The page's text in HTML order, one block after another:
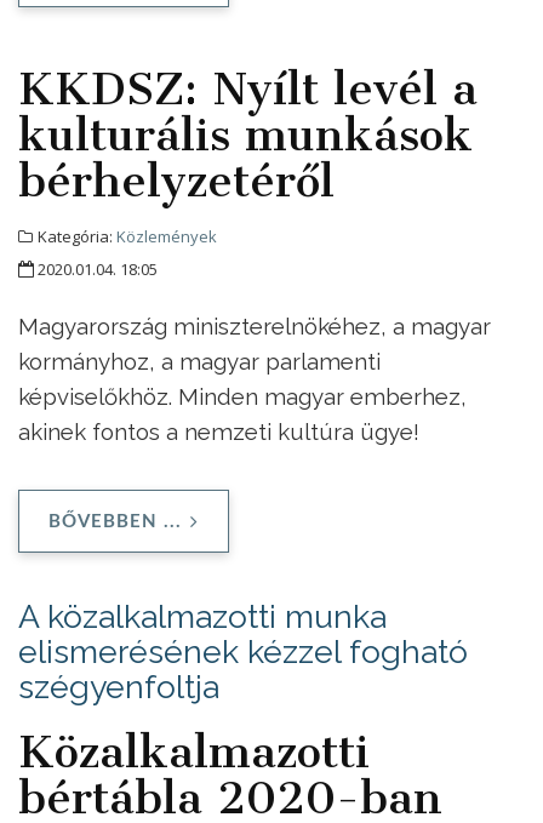
KKDSZ: Nyílt levél a
kulturális munkások
bérhelyzetéről
Kategória: Közlemények
2020.01.04. 18:05
Magyarország miniszterelnökéhez, a magyar
kormányhoz, a magyar parlamenti
képviselőkhöz. Minden magyar emberhez,
akinek fontos a nemzeti kultúra ügye!
BŐVEBBEN ...
A közalkalmazotti munka
elismerésének kézzel fogható
szégyenfoltja
Közalkalmazotti
bértábla 2020-ban